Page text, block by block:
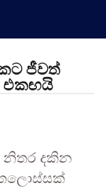
ජීවත්
එකඟයි
නිතර දකින